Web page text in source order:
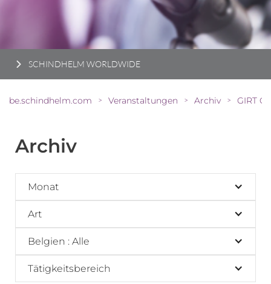
SCHINDHELM WORLDWIDE
be.schindhelm.com > Veranstaltungen > Archiv >
Archiv
Monat
Art
Belgien : Alle
Tätigkeitsbereich